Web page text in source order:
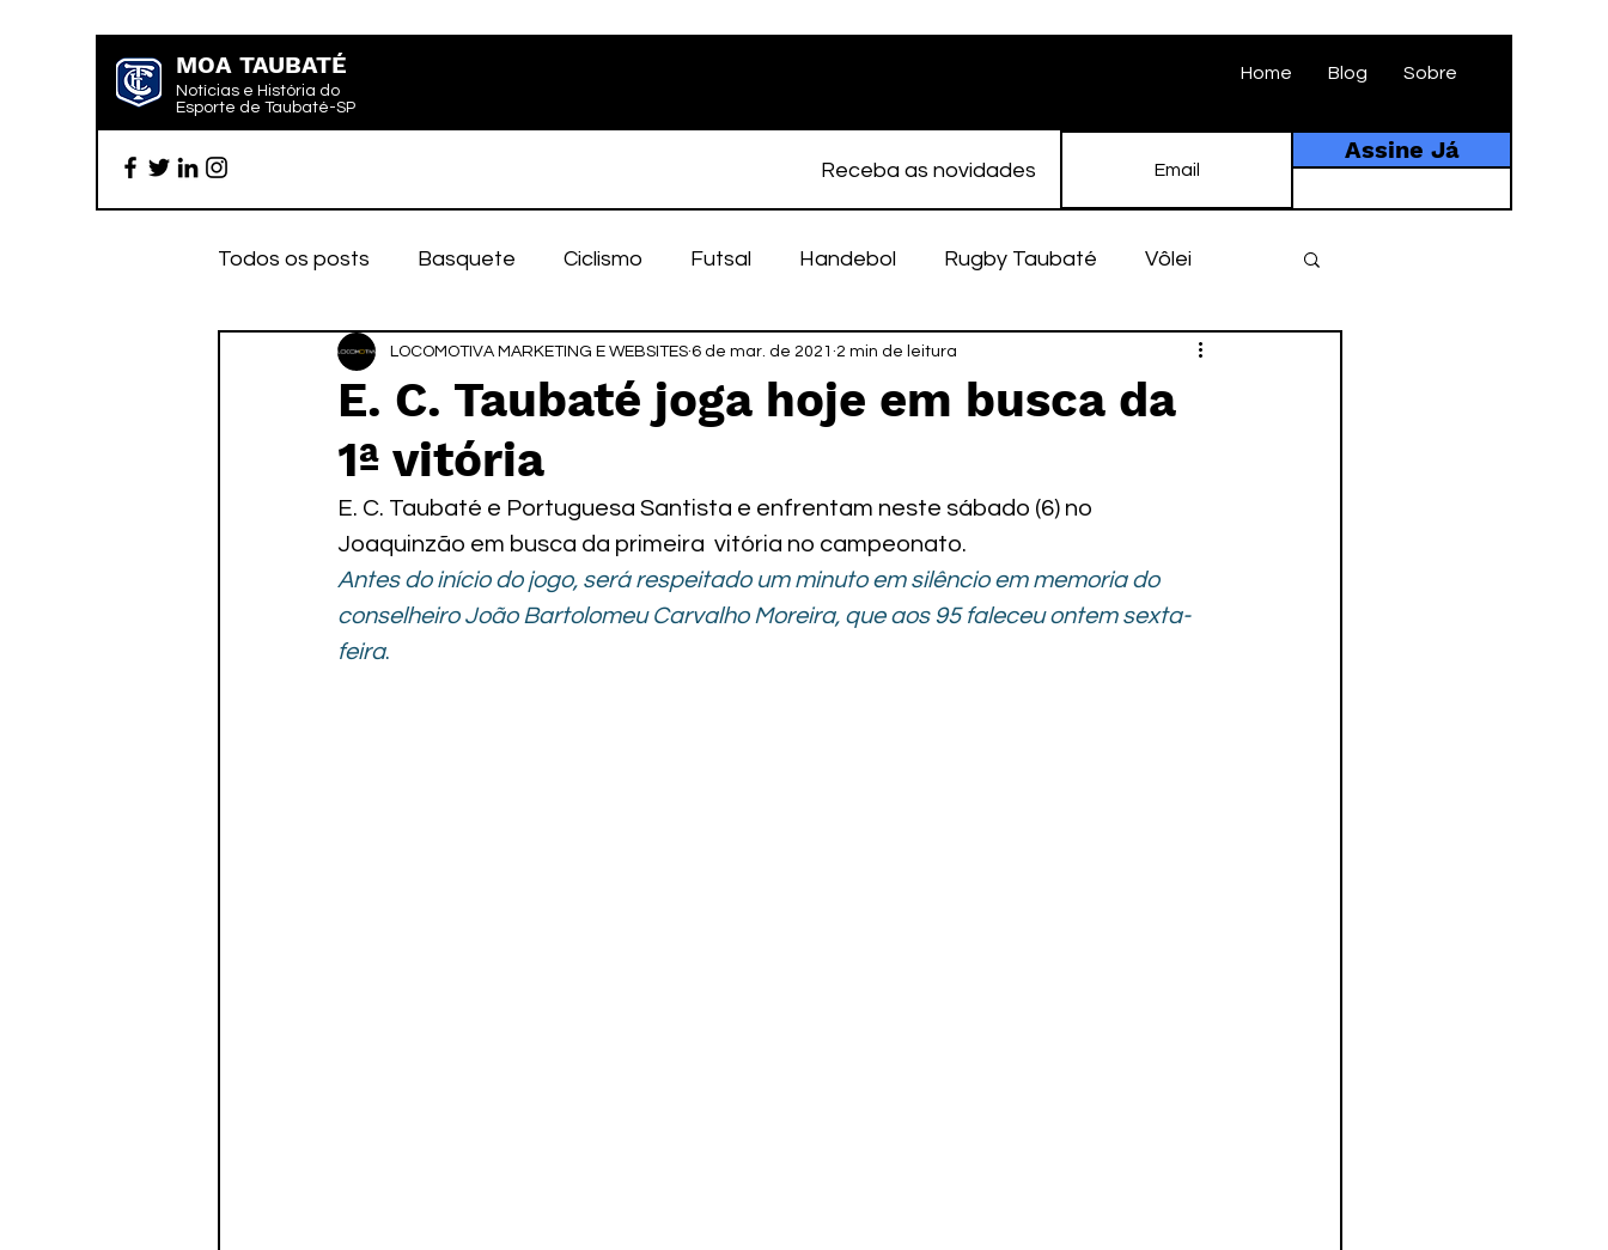
MOA TAUBATÉ
Notícias e História do
Esporte de Taubaté-SP
Home Blog Sobre
Receba as novidades
Assine Já
Todos os posts Basquete Ciclismo Futsal Handebol Rugby Taubaté Vôlei
Futebol profissional Esporte Feminino Atletismo EC Taubaté História
Categoria de base Paralímpico
Paratletismo
E. C. Taubaté joga hoje em busca da
1ª vitória
LOCOMOTIVA MARKETING E WEBSITES 6 de mar. de 2021 2 min de leitura
E. C. Taubaté e Portuguesa Santista e enfrentam neste sábado (6) no
Joaquinzão em busca da primeira  vitória no campeonato.
Antes do início do jogo, será respeitado um minuto em silêncio em memoria do
conselheiro João Bartolomeu Carvalho Moreira, que aos 95 faleceu ontem sexta-
feira.